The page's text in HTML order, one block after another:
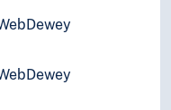
stedsnavn